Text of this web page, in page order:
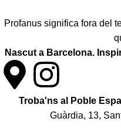
Profanus significa fora del
Nascut a Barcelona.
Troba'ns al Poble
Guàrdia, 13,